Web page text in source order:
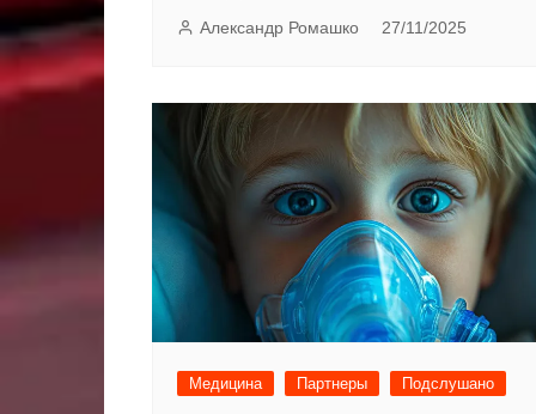
Александр Ромашко 27/11/2025
Медицина Партнеры Подслушано